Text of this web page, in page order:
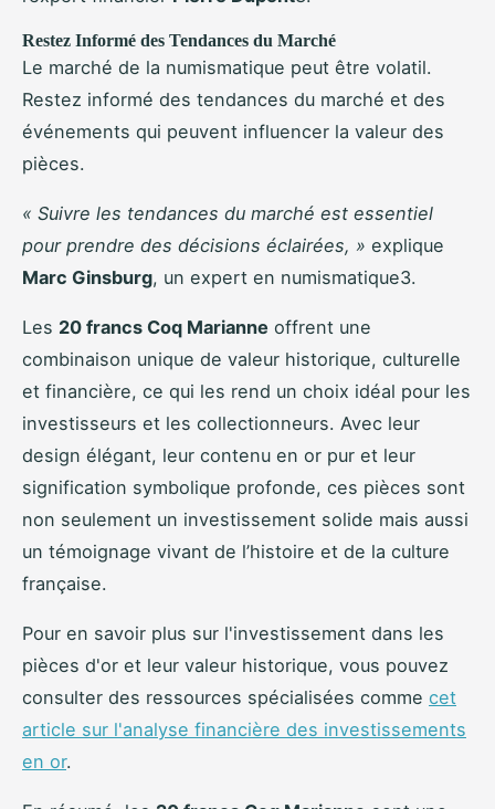
Restez Informé des Tendances du Marché
Le marché de la numismatique peut être volatil.
Restez informé des tendances du marché et des
événements qui peuvent influencer la valeur des
pièces.
« Suivre les tendances du marché est essentiel
pour prendre des décisions éclairées, » explique
Marc Ginsburg, un expert en numismatique3.
Les 20 francs Coq Marianne offrent une
combinaison unique de valeur historique, culturelle
et financière, ce qui les rend un choix idéal pour les
investisseurs et les collectionneurs. Avec leur
design élégant, leur contenu en or pur et leur
signification symbolique profonde, ces pièces sont
non seulement un investissement solide mais aussi
un témoignage vivant de l’histoire et de la culture
française.
Pour en savoir plus sur l'investissement dans les
pièces d'or et leur valeur historique, vous pouvez
consulter des ressources spécialisées comme cet
article sur l'analyse financière des investissements
en or.